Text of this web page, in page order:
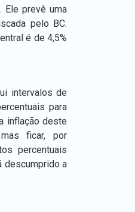
Ele prevê uma
pelo BC.
é de 4,5%
intervalos de
para
inflação deste
ficar, por
percentuais
descumprido a